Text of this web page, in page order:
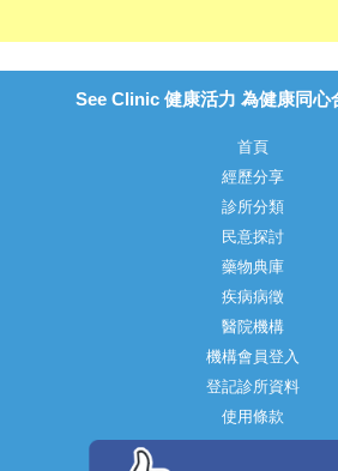
See Clinic 健康活力 為健康同心
首頁
經歷分享
診所分類
民意探討
藥物典庫
疾病病徵
醫院機構
機構會員登入
登記診所資料
使用條款